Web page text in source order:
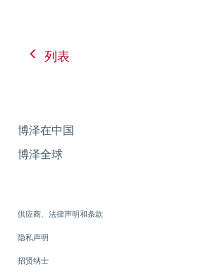
列表
博泽在中国
博泽全球
供应商、法律声明和条款
隐私声明
招贤纳士